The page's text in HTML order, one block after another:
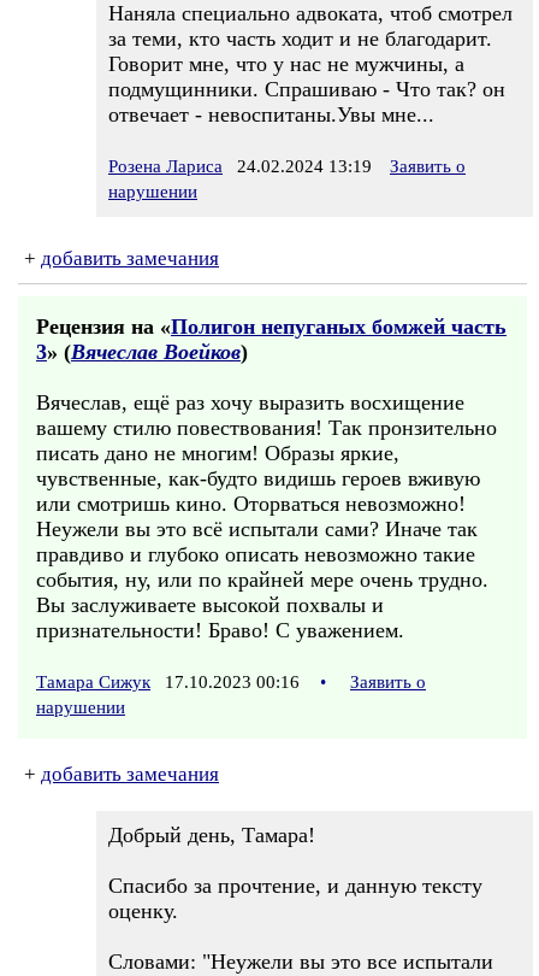
Наняла специально адвоката, чтоб смотрел
за теми, кто часть ходит и не благодарит.
Говорит мне, что у нас не мужчины, а
подмущинники. Спрашиваю - Что так? он
отвечает - невоспитаны.Увы мне...
Розена Лариса 24.02.2024 13:19
Заявить о
нарушении
+ добавить замечания
Рецензия на «Полигон непуганых бомжей часть
3» (Вячеслав Воейков)
Вячеслав, ещё раз хочу выразить восхищение
вашему стилю повествования! Так пронзительно
писать дано не многим! Образы яркие,
чувственные, как-будто видишь героев вживую
или смотришь кино. Оторваться невозможно!
Неужели вы это всё испытали сами? Иначе так
правдиво и глубоко описать невозможно такие
события, ну, или по крайней мере очень трудно.
Вы заслуживаете высокой похвалы и
признательности! Браво! С уважением.
Тамара Сижук 17.10.2023 00:16 •
Заявить о
нарушении
+ добавить замечания
Добрый день, Тамара!
Спасибо за прочтение, и данную тексту
оценку.
Словами: "Неужели вы это все испытали